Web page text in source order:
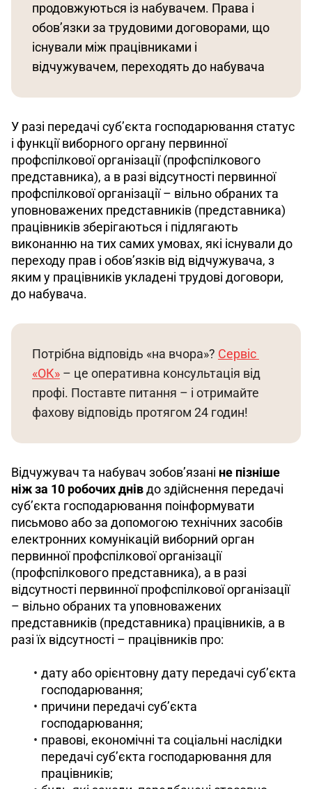
продовжуються із набувачем. Права і
обов’язки за трудовими договорами, що
існували між працівниками і
відчужувачем, переходять до набувача
У разі передачі суб’єкта господарювання статус
і функції виборного органу первинної
профспілкової організації (профспілкового
представника), а в разі відсутності первинної
профспілкової організації – вільно обраних та
уповноважених представників (представника)
працівників зберігаються і підлягають
виконанню на тих самих умовах, які існували до
переходу прав і обов’язків від відчужувача, з
яким у працівників укладені трудові договори,
до набувача.
Потрібна відповідь «на вчора»? Сервіс
«ОК» – це оперативна консультація від
профі. Поставте питання – і отримайте
фахову відповідь протягом 24 годин!
Відчужувач та набувач зобов’язані не пізніше
ніжза 10 робочих днів до здійснення передачі
суб’єкта господарювання поінформувати
письмово або за допомогою технічних засобів
електронних комунікацій виборний орган
первинної профспілкової організації
(профспілкового представника), а в разі
відсутності первинної профспілкової організації
– вільно обраних та уповноважених
представників (представника) працівників, а в
разі їх відсутності – працівників про:
дату або орієнтовну дату передачі суб’єкта
господарювання;
причини передачі суб’єкта
господарювання;
правові, економічні та соціальні наслідки
передачі суб’єкта господарювання для
працівників;